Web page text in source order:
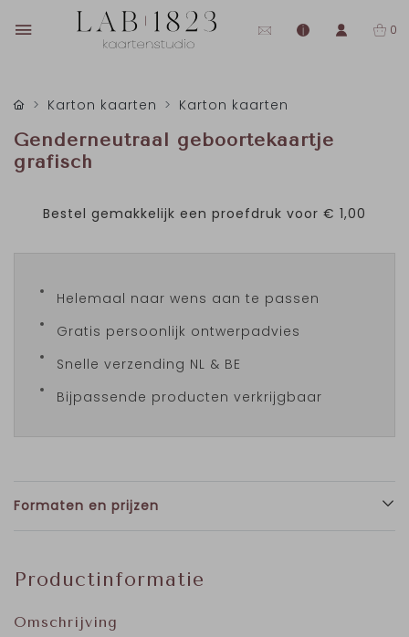
0
Karton kaarten Karton kaarten
Genderneutraal geboortekaartje
grafisch
Bestel gemakkelijk een proefdruk voor € 1,00
Helemaal naar wens aan te passen
Gratis persoonlijk ontwerpadvies
Snelle verzending NL & BE
Bijpassende producten verkrijgbaar
Formaten en prijzen
Productinformatie
Omschrijving